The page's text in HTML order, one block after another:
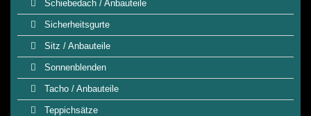
Schiebedach / Anbauteile
Sicherheitsgurte
Sitz / Anbauteile
Sonnenblenden
Tacho / Anbauteile
Teppichsätze